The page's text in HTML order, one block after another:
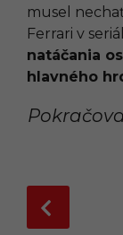
musel
Ferrari v
natáčania
hlavného
o